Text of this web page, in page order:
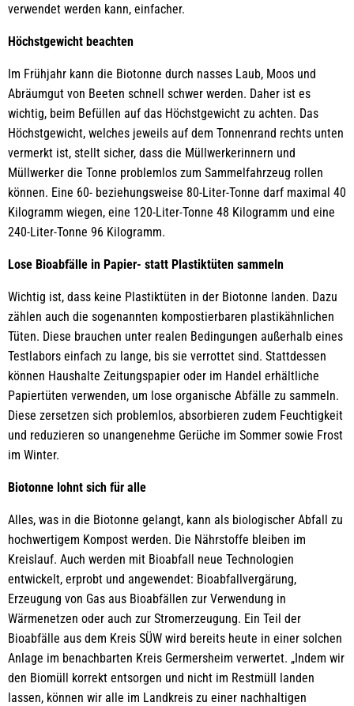
verwendet werden kann, einfacher.
Höchstgewicht beachten
Im Frühjahr kann die Biotonne durch nasses Laub, Moos und
Abräumgut von Beeten schnell schwer werden. Daher ist es
wichtig, beim Befüllen auf das Höchstgewicht zu achten. Das
Höchstgewicht, welches jeweils auf dem Tonnenrand rechts unten
vermerkt ist, stellt sicher, dass die Müllwerkerinnern und
Müllwerker die Tonne problemlos zum Sammelfahrzeug rollen
können. Eine 60- beziehungsweise 80-Liter-Tonne darf maximal 40
Kilogramm wiegen, eine 120-Liter-Tonne 48 Kilogramm und eine
240-Liter-Tonne 96 Kilogramm.
Lose Bioabfälle in Papier- statt Plastiktüten sammeln
Wichtig ist, dass keine Plastiktüten in der Biotonne landen. Dazu
zählen auch die sogenannten kompostierbaren plastikähnlichen
Tüten. Diese brauchen unter realen Bedingungen außerhalb eines
Testlabors einfach zu lange, bis sie verrottet sind. Stattdessen
können Haushalte Zeitungspapier oder im Handel erhältliche
Papiertüten verwenden, um lose organische Abfälle zu sammeln.
Diese zersetzen sich problemlos, absorbieren zudem Feuchtigkeit
und reduzieren so unangenehme Gerüche im Sommer sowie Frost
im Winter.
Biotonne lohnt sich für alle
Alles, was in die Biotonne gelangt, kann als biologischer Abfall zu
hochwertigem Kompost werden. Die Nährstoffe bleiben im
Kreislauf. Auch werden mit Bioabfall neue Technologien
entwickelt, erprobt und angewendet: Bioabfallvergärung,
Erzeugung von Gas aus Bioabfällen zur Verwendung in
Wärmenetzen oder auch zur Stromerzeugung. Ein Teil der
Bioabfälle aus dem Kreis SÜW wird bereits heute in einer solchen
Anlage im benachbarten Kreis Germersheim verwertet. „Indem wir
den Biomüll korrekt entsorgen und nicht im Restmüll landen
lassen, können wir alle im Landkreis zu einer nachhaltigen